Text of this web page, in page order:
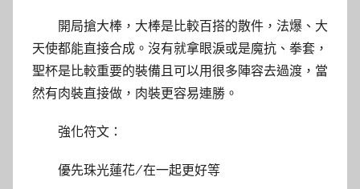
開局搶大棒，大棒是比較百搭的散件，法爆、大
天使都能直接合成。沒有就拿眼淚或是魔抗、拳套，
聖杯是比較重要的裝備且可以用很多陣容去過渡，當
然有肉裝直接做，肉裝更容易連勝。
強化符文：
優先珠光蓮花/在一起更好等